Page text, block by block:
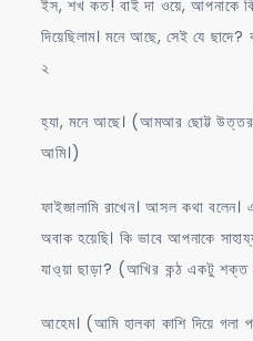
ইস, শখ কত! বাই দা ওয়ে, আপনাকে
দিয়েছিলাম। মনে আছে, সেই যে
২
হ্যা, মনে আছে। (আমআর ছোট্ট উত্তর।
আমি।)
ফাইজালামি রাখেন। আসল কথা
অবাক হয়েছি। কি ভাবে আপনাকে
যাও্য়া ছাড়া? (আখির কন্ঠ একটু শক্ত
আহেম। (আমি হালকা কাশি দিয়ে গলা